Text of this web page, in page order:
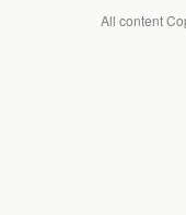
All content